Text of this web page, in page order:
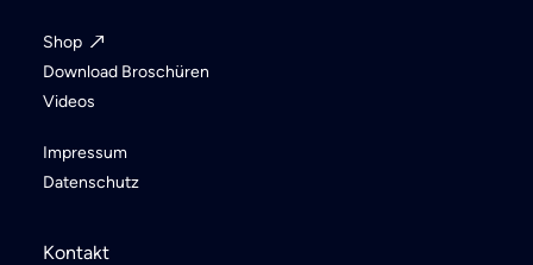
Service & Info
Shop
Download Broschüren
Videos
Datenschutz